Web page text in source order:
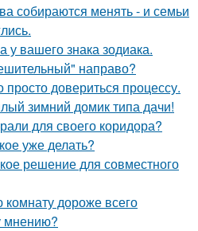
собираются менять - и семьи
у вашего знака зодиака.
направо?
просто довериться процессу.
зимний домик типа дачи!
для своего коридора?
уже делать?
решение для совместного
дороже всего
мнению?